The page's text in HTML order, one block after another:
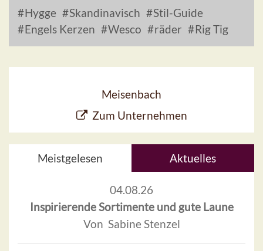
Hygge Skandinavisch
Stil-Guide
Engels Kerzen
Wesco räder Rig Tig
Meisenbach
Zum Unternehmen
Meistgelesen Aktuelles
04.08.26
Inspirierende Sortimente und gute Laune
Von Sabine Stenzel